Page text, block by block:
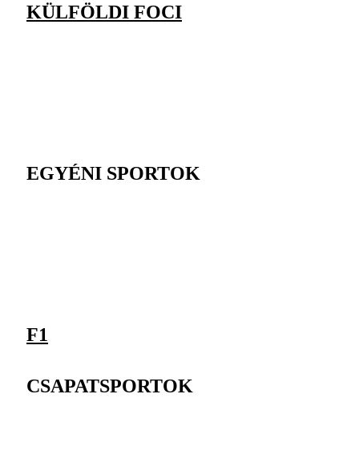
KÜLFÖLDI FOCI
EGYÉNI SPORTOK
F1
CSAPATSPORTOK